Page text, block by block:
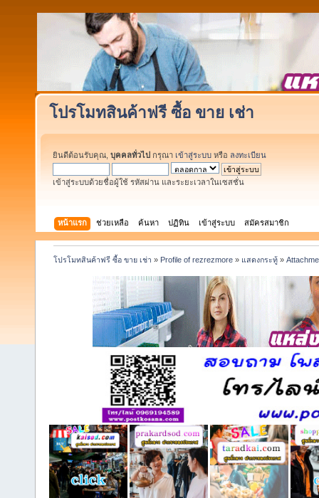
โปรโมทสินค้าฟรี ซื้อ ขาย เช่า
ยินดีต้อนรับคุณ, บุคคลทั่วไป กรุณา เข้าสู่ระบบ หรือ ลงทะเบียน
เข้าสู่ระบบด้วยชื่อผู้ใช้ รหัสผ่าน และระยะเวลาในเซสชั่น
หน้าแรก ช่วยเหลือ ค้นหา ปฏิทิน เข้าสู่ระบบ สมัครสมาชิก
โปรโมทสินค้าฟรี ซื้อ ขาย เช่า » Profile of rezrezmore » แสดงกระทู้ »